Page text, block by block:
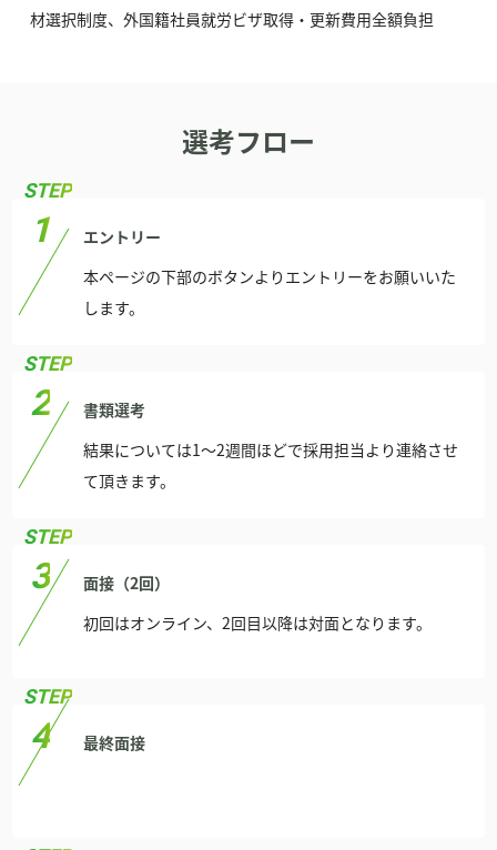
材選択制度、外国籍社員就労ビザ取得・更新費用全額負担
選考フロー
エントリー
本ページの下部のボタンよりエントリーをお願いいた
します。
書類選考
結果については1〜2週間ほどで採用担当より連絡させ
て頂きます。
面接（2回）
初回はオンライン、2回目以降は対面となります。
最終面接